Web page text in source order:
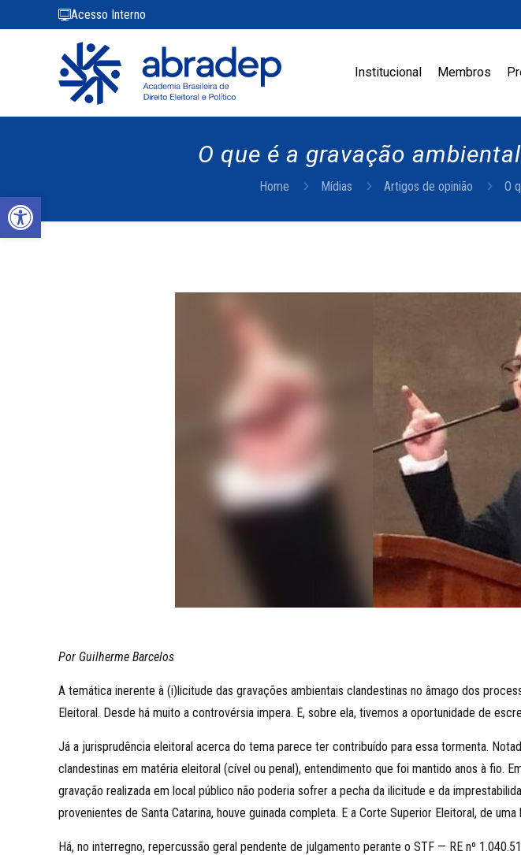
Abrir a barra de ferramentas
Acesso Interno
Institucional Membros
O que é a gravação
Home Mídias Artigos de opinião O
Por Guilherme Barcelos
A temática inerente à (i)licitude das gravações ambientais clandestinas no âmago dos
Eleitoral. Desde há muito a controvérsia impera. E, sobre ela, tivemos a oportunidade de
Já a jurisprudência eleitoral acerca do tema parece ter contribuído para essa tormenta.
clandestinas em matéria eleitoral (cível ou penal), entendimento que foi mantido anos à fio.
gravação realizada em local público não poderia sofrer a pecha da ilicitude e da
provenientes de Santa Catarina, houve guinada completa. E a Corte Superior Eleitoral, de
Há, no interregno, repercussão geral pendente de julgamento perante o STF — RE nº